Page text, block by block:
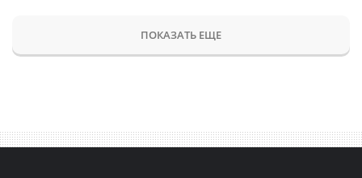
ПОКАЗАТЬ ЕЩЕ